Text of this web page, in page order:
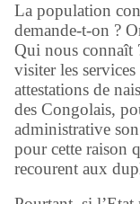
La population
demande-t-on ?
Qui nous connaît
visiter les
attestations de
des Congolais,
administrative
pour cette raison
recourent aux